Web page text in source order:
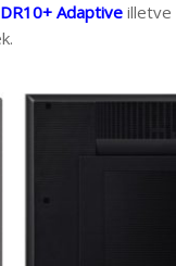
Adaptiveilletve